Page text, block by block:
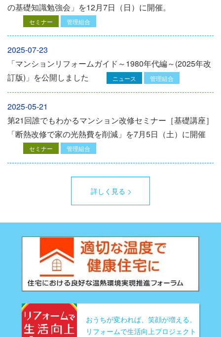
の基礎知識勉強会」を12⽉7⽇（⽇）に開催。
セミナー 管理組合
2025-07-23
「マンションリフォームガイド～1980年代編～(2025年改
訂版)」を公開しました
ニュース 管理組合
2025-05-21
第21回誰でもわかるマンション改修セミナー［基礎講座］
「断熱改修で家の光熱費を削減」を7月5日（土）に開催
セミナー 管理組合
詳しく見る
おうちが変われば、笑顔が増える。
リフォームで生活向上プロジェクト